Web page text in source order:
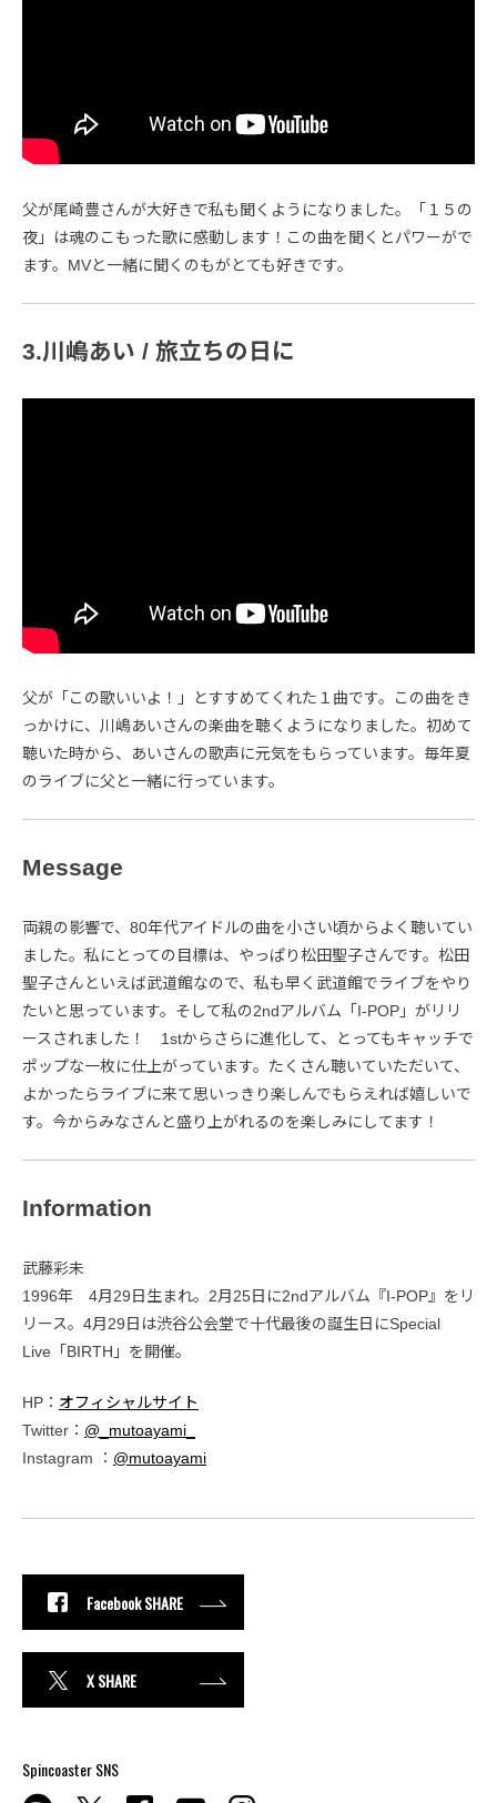
父が尾崎豊さんが大好きで私も聞くようになりました。「１５の
夜」は魂のこもった歌に感動します！この曲を聞くとパワーがで
ます。MVと一緒に聞くのもがとても好きです。
3.川嶋あい / 旅立ちの日に
父が「この歌いいよ！」とすすめてくれた１曲です。この曲をき
っかけに、川嶋あいさんの楽曲を聴くようになりました。初めて
聴いた時から、あいさんの歌声に元気をもらっています。毎年夏
のライブに父と一緒に行っています。
Message
両親の影響で、80年代アイドルの曲を小さい頃からよく聴いてい
ました。私にとっての目標は、やっぱり松田聖子さんです。松田
聖子さんといえば武道館なので、私も早く武道館でライブをやり
たいと思っています。そして私の2ndアルバム「I-POP」がリリ
ースされました！ 1stからさらに進化して、とってもキャッチで
ポップな一枚に仕上がっています。たくさん聴いていただいて、
よかったらライブに来て思いっきり楽しんでもらえれば嬉しいで
す。今からみなさんと盛り上がれるのを楽しみにしてます！
Information
武藤彩未
1996年 4月29日生まれ。2月25日に2ndアルバム『I-POP』をリ
リース。4月29日は渋谷公会堂で十代最後の誕生日にSpecial
Live「BIRTH」を開催。
HP： オフィシャルサイト
Twitter： @_mutoayami_
Instagram ： @mutoayami
Facebook SHARE
X SHARE
Spincoaster SNS